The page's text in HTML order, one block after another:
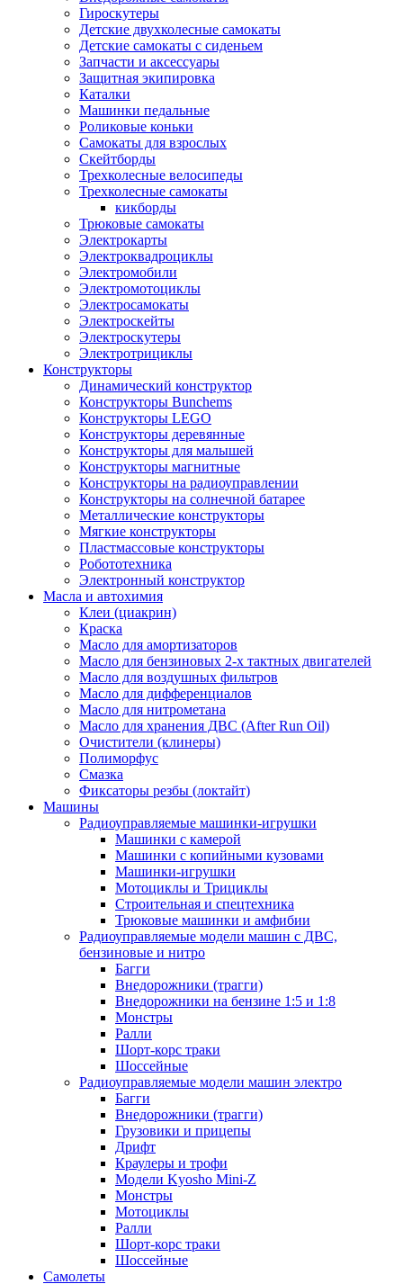
Гироскутеры
Детские двухколесные самокаты
Детские самокаты с сиденьем
Запчасти и аксессуары
Защитная экипировка
Каталки
Машинки педальные
Роликовые коньки
Самокаты для взрослых
Скейтборды
Трехколесные велосипеды
Трехколесные самокаты
кикборды
Трюковые самокаты
Электрокарты
Электроквадроциклы
Электромобили
Электромотоциклы
Электросамокаты
Электроскейты
Электроскутеры
Электротрициклы
Конструкторы
Динамический конструктор
Конструкторы Bunchems
Конструкторы LEGO
Конструкторы деревянные
Конструкторы для малышей
Конструкторы магнитные
Конструкторы на радиоуправлении
Конструкторы на солнечной батарее
Металлические конструкторы
Мягкие конструкторы
Пластмассовые конструкторы
Робототехника
Электронный конструктор
Масла и автохимия
Клеи (циакрин)
Краска
Масло для амортизаторов
Масло для бензиновых 2-х тактных двигателей
Масло для воздушных фильтров
Масло для дифференциалов
Масло для нитрометана
Масло для хранения ДВС (After Run Oil)
Очистители (клинеры)
Полиморфус
Смазка
Фиксаторы резбы (локтайт)
Машины
Радиоуправляемые машинки-игрушки
Машинки с камерой
Машинки с копийными кузовами
Машинки-игрушки
Мотоциклы и Трициклы
Строительная и спецтехника
Трюковые машинки и амфибии
Радиоуправляемые модели машин с ДВС,
бензиновые и нитро
Багги
Внедорожники (трагги)
Внедорожники на бензине 1:5 и 1:8
Монстры
Ралли
Шорт-корс траки
Шоссейные
Радиоуправляемые модели машин электро
Багги
Внедорожники (трагги)
Грузовики и прицепы
Дрифт
Краулеры и трофи
Модели Kyosho Mini-Z
Монстры
Мотоциклы
Ралли
Шорт-корс траки
Шоссейные
Самолеты